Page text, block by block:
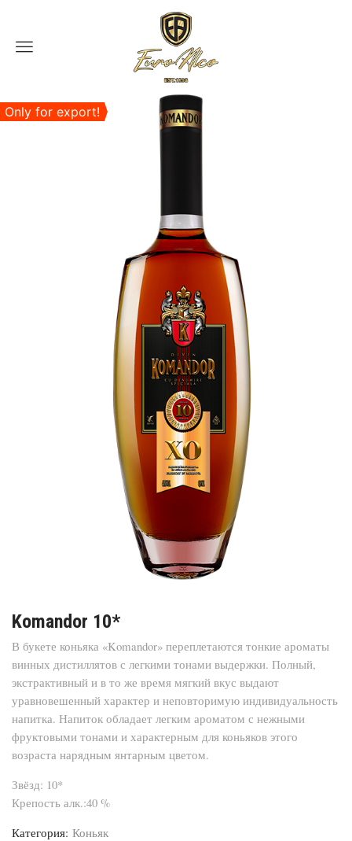
Menu
Only for export!
Komandor 10*
В букете коньяка «Komandor» переплетаются тонкие ароматы
винных дистиллятов с легкими тонами выдержки. Полный,
экстрактивный и в то же время мягкий вкус выдают
уравновешенный характер и неповторимую индивидуальность
напитка. Напиток обладает легким ароматом с нежными
фруктовыми тонами и характерным для коньяков этого
возраста нарядным янтарным цветом.
Звёзд: 10*
Крепость алк.:40 %
Категория: Коньяк